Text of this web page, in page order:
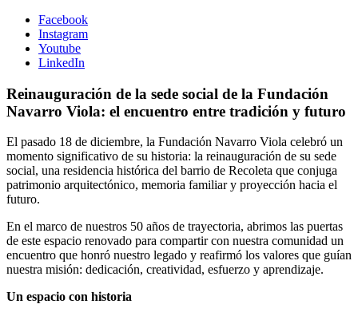
Facebook
Instagram
Youtube
LinkedIn
Reinauguración de la sede social de la Fundación
Navarro Viola: el encuentro entre tradición y futuro
El pasado 18 de diciembre, la Fundación Navarro Viola celebró un
momento significativo de su historia: la reinauguración de su sede
social, una residencia histórica del barrio de Recoleta que conjuga
patrimonio arquitectónico, memoria familiar y proyección hacia el
futuro.
En el marco de nuestros 50 años de trayectoria, abrimos las puertas
de este espacio renovado para compartir con nuestra comunidad un
encuentro que honró nuestro legado y reafirmó los valores que guían
nuestra misión: dedicación, creatividad, esfuerzo y aprendizaje.
Un espacio con historia